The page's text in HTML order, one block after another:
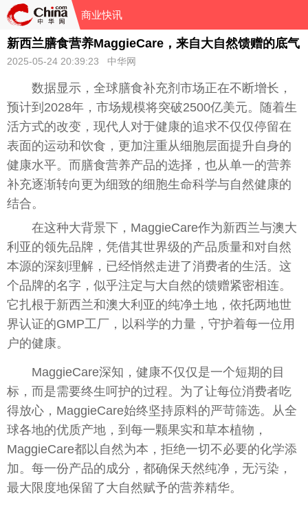
商业快讯
新西兰膳食营养MaggieCare，来自大自然馈赠的底气
2025-05-24 20:39:23 中华网
数据显示，全球膳食补充剂市场正在不断增长，
预计到2028年，市场规模将突破2500亿美元。随着生
活方式的改变，现代人对于健康的追求不仅仅停留在
表面的运动和饮食，更加注重从细胞层面提升自身的
健康水平。而膳食营养产品的选择，也从单一的营养
补充逐渐转向更为细致的细胞生命科学与自然健康的
结合。
在这种大背景下，MaggieCare作为新西兰与澳大
利亚的领先品牌，凭借其世界级的产品质量和对自然
本源的深刻理解，已经悄然走进了消费者的生活。这
个品牌的名字，似乎注定与大自然的馈赠紧密相连。
它扎根于新西兰和澳大利亚的纯净土地，依托两地世
界认证的GMP工厂，以科学的力量，守护着每一位用
户的健康。
MaggieCare深知，健康不仅仅是一个短期的目
标，而是需要终生呵护的过程。为了让每位消费者吃
得放心，MaggieCare始终坚持原料的严苛筛选。从全
球各地的优质产地，到每一颗果实和草本植物，
MaggieCare都以自然为本，拒绝一切不必要的化学添
加。每一份产品的成分，都确保天然纯净，无污染，
最大限度地保留了大自然赋予的营养精华。